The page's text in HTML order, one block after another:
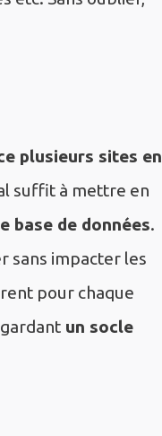
plusieurs sites en
suffit à mettre en
base de données.
sans impacter les
pour chaque
un socle